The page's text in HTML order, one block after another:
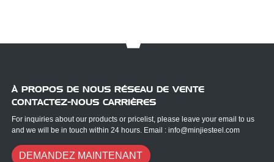
À PROPOS DE NOUS RÉSEAU DE VENTE
CONTACTEZ-NOUS CARRIÈRES
For inquiries about our products or pricelist, please leave your email to us
and we will be in touch within 24 hours. Email : info@minjiesteel.com
DEMANDEZ MAINTENANT